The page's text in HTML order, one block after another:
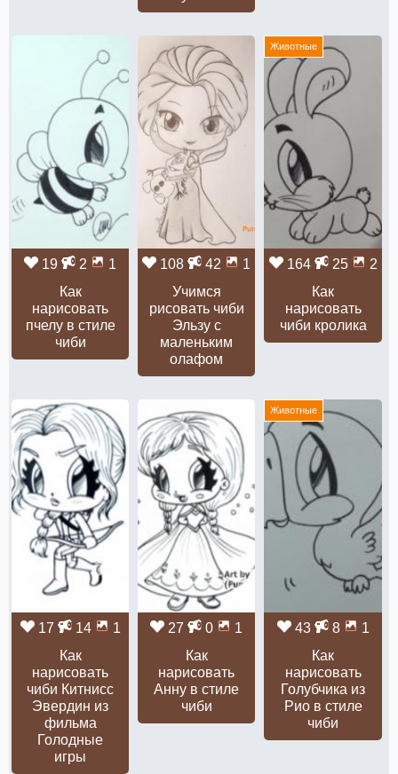
19 2
1
Как
нарисовать
пчелу в стиле
чиби
108 42
1
Учимся
рисовать чиби
Эльзу с
маленьким
олафом
Животные
164 25
2
Как
нарисовать
чиби кролика
17 14
1
Как
нарисовать
чиби Китнисс
Эвердин из
фильма
Голодные
игры
27 0
1
Как
нарисовать
Анну в стиле
чиби
Животные
43 8
1
Как
нарисовать
Голубчика из
Рио в стиле
чиби